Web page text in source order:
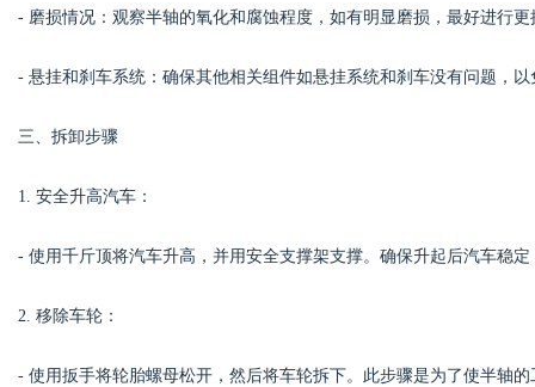
- 磨损情况：观察半轴的氧化和腐蚀程度，如有明显磨损，最好进行更
- 悬挂和刹车系统：确保其他相关组件如悬挂系统和刹车没有问题，
三、拆卸步骤
1. 安全升高汽车：
- 使用千斤顶将汽车升高，并用安全支撑架支撑。确保升起后汽车稳
2. 移除车轮：
- 使用扳手将轮胎螺母松开，然后将车轮拆下。此步骤是为了使半轴